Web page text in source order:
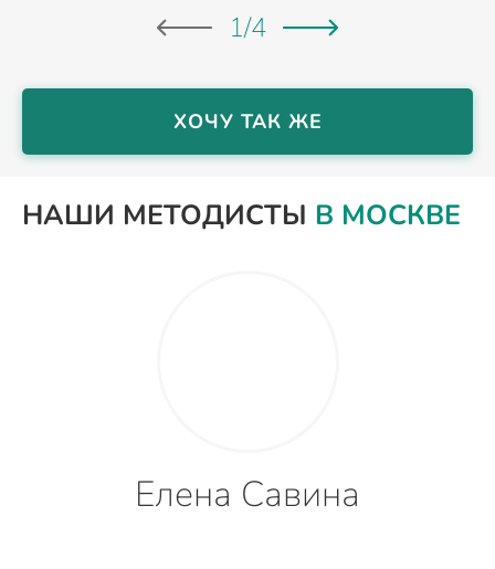
1/4
ХОЧУ ТАК ЖЕ
НАШИ МЕТОДИСТЫ В МОСКВЕ
Елена Савина